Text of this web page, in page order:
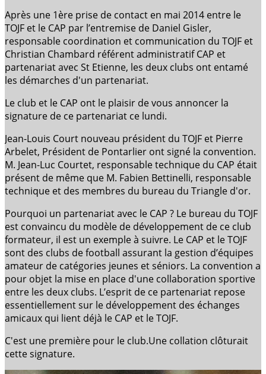
Après une 1ère prise de contact en mai 2014 entre le
TOJF et le CAP par l’entremise de Daniel Gisler,
responsable coordination et communication du TOJF et
Christian Chambard référent administratif CAP et
partenariat avec St Etienne, les deux clubs ont entamé
les démarches d'un partenariat.
Le club et le CAP ont le plaisir de vous annoncer la
signature de ce partenariat ce lundi.
Jean-Louis Court nouveau président du TOJF et Pierre
Arbelet, Président de Pontarlier ont signé la convention.
M. Jean-Luc Courtet, responsable technique du CAP était
présent de même que M. Fabien Bettinelli, responsable
technique et des membres du bureau du Triangle d'or.
Pourquoi un partenariat avec le CAP ? Le bureau du TOJF
est convaincu du modèle de développement de ce club
formateur, il est un exemple à suivre. Le CAP et le TOJF
sont des clubs de football assurant la gestion d’équipes
amateur de catégories jeunes et séniors. La convention a
pour objet la mise en place d'une collaboration sportive
entre les deux clubs. L’esprit de ce partenariat repose
essentiellement sur le développement des échanges
amicaux qui lient déjà le CAP et le TOJF.
C'est une première pour le club.Une collation clôturait
cette signature.